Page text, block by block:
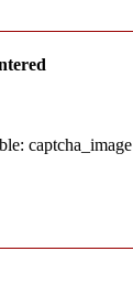
captcha_image